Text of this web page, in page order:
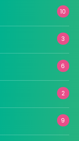
10
3
6
2
9